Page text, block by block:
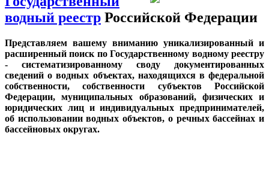
водный реестр Российской Федерации
Представляем вашему вниманию уникализированный и
расширенный поиск по Государственному водному реестру
- систематизированному своду документированных
сведений о водных объектах, находящихся в федеральной
собственности, собственности субъектов Российской
Федерации, муниципальных образований, физических и
юридических лиц и индивидуальных предпринимателей,
об использовании водных объектов, о речных бассейнах и
бассейновых округах.